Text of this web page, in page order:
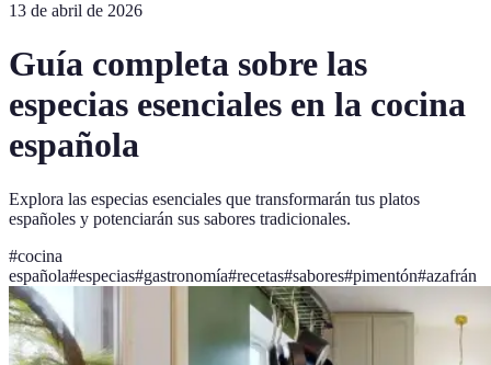
13 de abril de 2026
Guía completa sobre las
especias esenciales en la cocina
española
Explora las especias esenciales que transformarán tus platos
españoles y potenciarán sus sabores tradicionales.
#cocina
española#especias#gastronomía#recetas#sabores#pimentón#azafrán